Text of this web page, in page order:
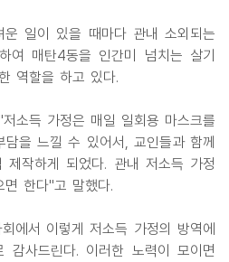
일이 있을 때마다 관내 소외되는
여 매탄4동을 인간미 넘치는 살기
역할을 하고 있다.
소득 가정은 매일 일회용 마스크를
을 느낄 수 있어서, 교인들과 함께
작하게 되었다. 관내 저소득 가정
면 한다"고 말했다.
에서 이렇게 저소득 가정의 방역에
감사드린다. 이러한 노력이 모이면